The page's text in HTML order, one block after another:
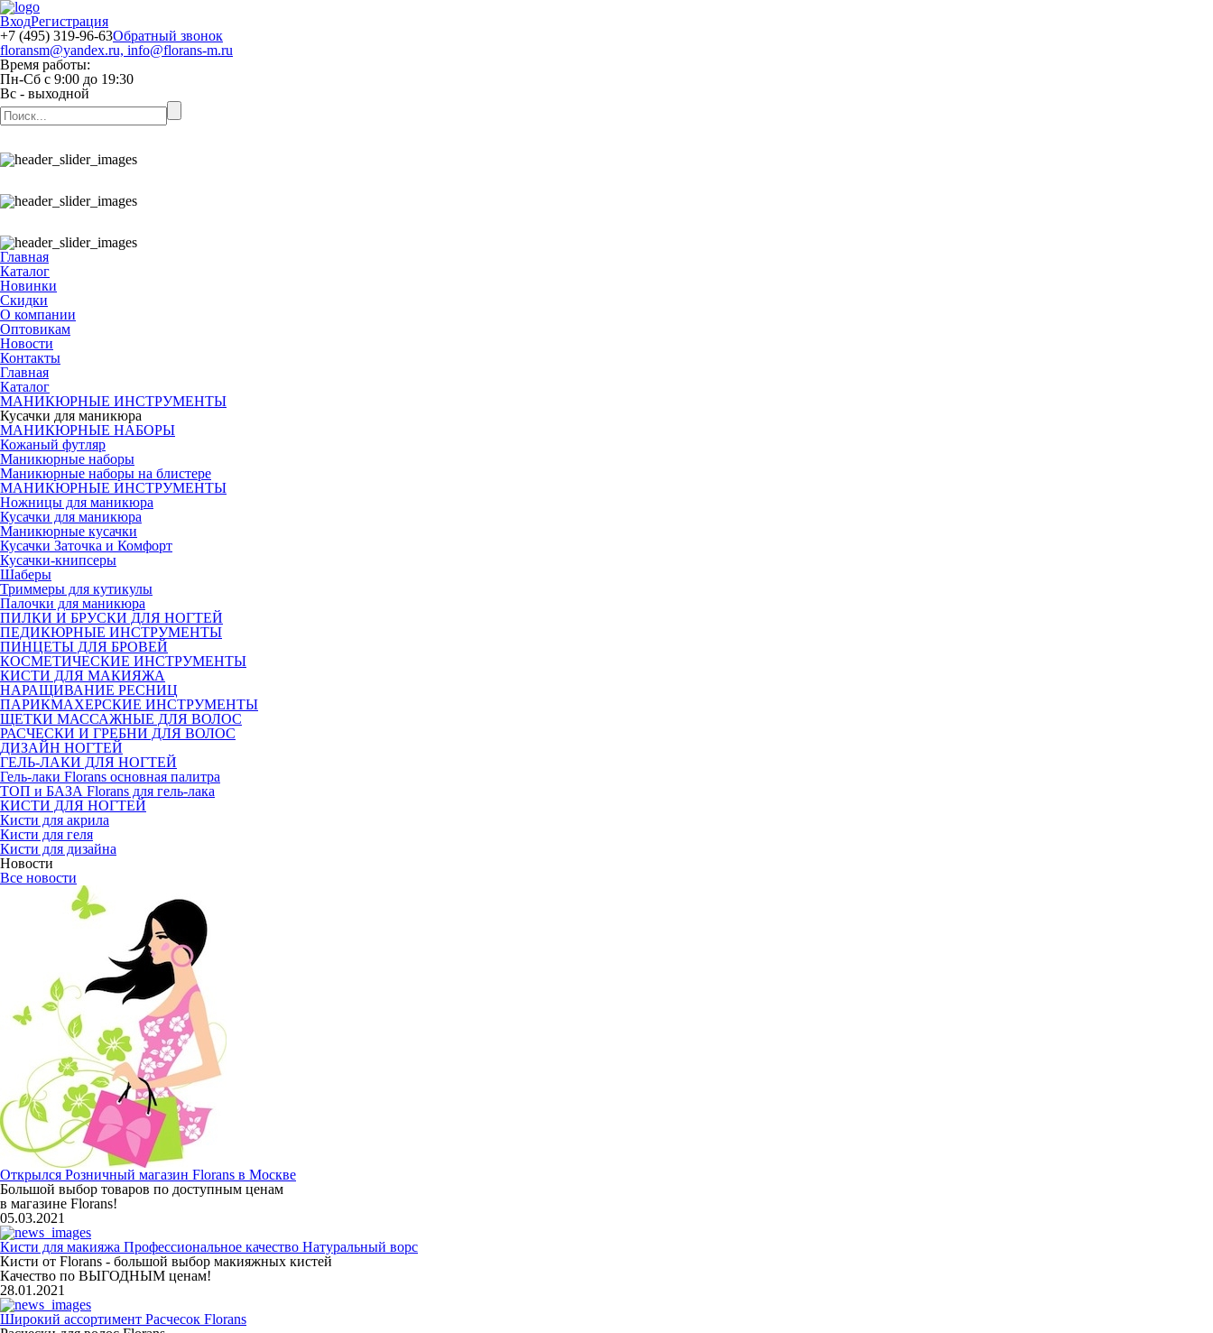
ВходРегистрация
+7 (495) 319-96-63Обратный звонок
floransm@yandex.ru, info@florans-m.ru
Время работы:
Пн-Сб с 9:00 до 19:30
Вс - выходной
Главная
Каталог
Новинки
Скидки
О компании
Оптовикам
Новости
Контакты
Главная
Каталог
МАНИКЮРНЫЕ ИНСТРУМЕНТЫ
Кусачки для маникюра
МАНИКЮРНЫЕ НАБОРЫ
Кожаный футляр
Маникюрные наборы
Маникюрные наборы на блистере
МАНИКЮРНЫЕ ИНСТРУМЕНТЫ
Ножницы для маникюра
Кусачки для маникюра
Маникюрные кусачки
Кусачки Заточка и Комфорт
Кусачки-книпсеры
Шаберы
Триммеры для кутикулы
Палочки для маникюра
ПИЛКИ И БРУСКИ ДЛЯ НОГТЕЙ
ПЕДИКЮРНЫЕ ИНСТРУМЕНТЫ
ПИНЦЕТЫ ДЛЯ БРОВЕЙ
КОСМЕТИЧЕСКИЕ ИНСТРУМЕНТЫ
КИСТИ ДЛЯ МАКИЯЖА
НАРАЩИВАНИЕ РЕСНИЦ
ПАРИКМАХЕРСКИЕ ИНСТРУМЕНТЫ
ЩЕТКИ МАССАЖНЫЕ ДЛЯ ВОЛОС
РАСЧЕСКИ И ГРЕБНИ ДЛЯ ВОЛОС
ДИЗАЙН НОГТЕЙ
ГЕЛЬ-ЛАКИ ДЛЯ НОГТЕЙ
Гель-лаки Florans основная палитра
ТОП и БАЗА Florans для гель-лака
КИСТИ ДЛЯ НОГТЕЙ
Кисти для акрила
Кисти для геля
Кисти для дизайна
Новости
Все новости
Открылся Розничный магазин Florans в Москве
Большой выбор товаров по доступным ценам
в магазине Florans!
05.03.2021
Кисти для макияжа Профессиональное качество Натуральный ворс
Кисти от Florans - большой выбор макияжных кистей
Качество по ВЫГОДНЫМ ценам!
28.01.2021
Широкий ассортимент Расчесок Florans